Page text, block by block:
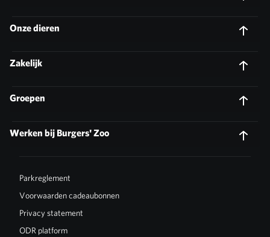
Onze dieren
Zakelijk
Groepen
Werken bij Burgers' Zoo
Parkreglement
Voorwaarden cadeaubonnen
Privacy statement
ODR platform